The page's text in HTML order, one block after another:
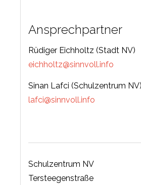
Ansprechpartner
Rüdiger Eichholtz (Stadt NV)
eichholtz@sinnvoll.info
Sinan Lafci (Schulzentrum NV)
lafci@sinnvoll.info
Schulzentrum NV
Tersteegenstraße